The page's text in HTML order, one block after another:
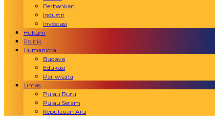
Perbankan
Industri
Investasi
Hukum
Politik
Humaniora
Budaya
Edukasi
Pariwisata
Lintas
Pulau Buru
Pulau Seram
Kepulauan Aru